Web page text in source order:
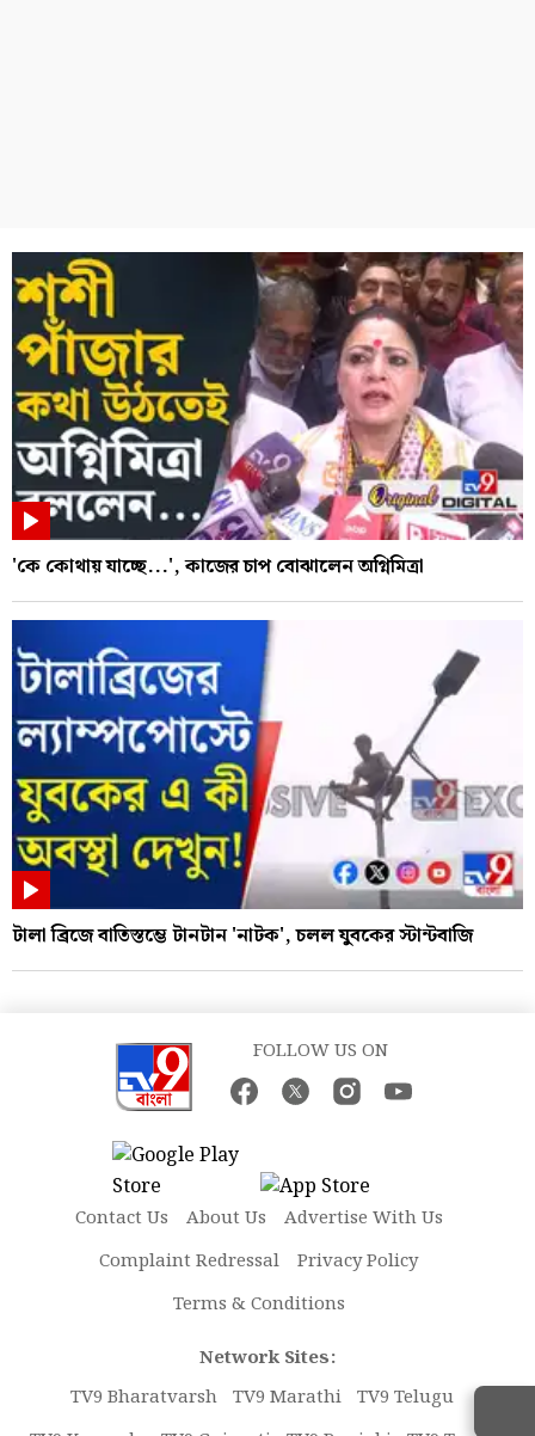
'কে কোথায় যাচ্ছে...', কাজের চাপ বোঝালেন অগ্নিমিত্রা
টালা ব্রিজে বাতিস্তম্ভে টানটান 'নাটক', চলল যুবকের স্টান্টবাজি
FOLLOW US ON
Contact Us About Us
Advertise With Us
Complaint Redressal
Privacy Policy
Terms & Conditions
Network Sites:
TV9 Bharatvarsh TV9 Marathi TV9 Telugu